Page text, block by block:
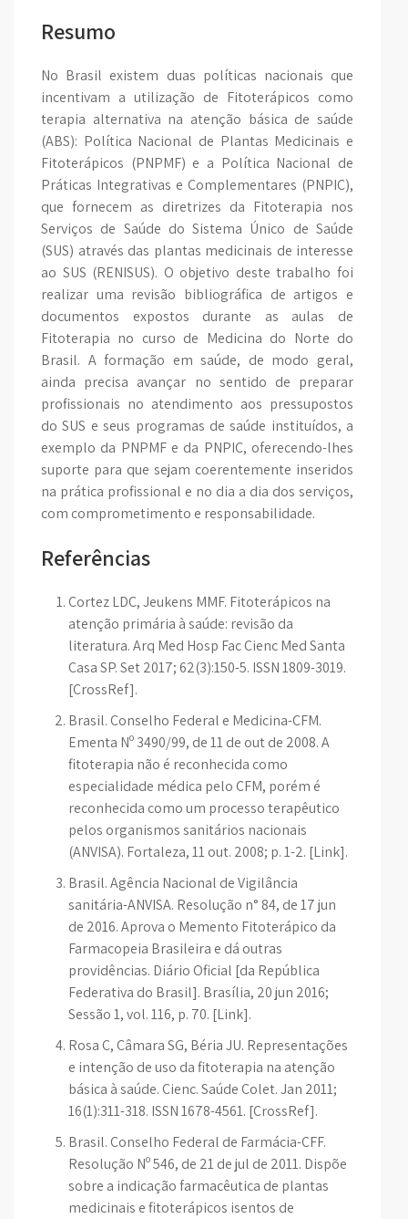
Resumo
No Brasil existem duas políticas nacionais que
incentivam a utilização de Fitoterápicos como
terapia alternativa na atenção básica de saúde
(ABS): Política Nacional de Plantas Medicinais e
Fitoterápicos (PNPMF) e a Política Nacional de
Práticas Integrativas e Complementares (PNPIC),
que fornecem as diretrizes da Fitoterapia nos
Serviços de Saúde do Sistema Único de Saúde
(SUS) através das plantas medicinais de interesse
ao SUS (RENISUS). O objetivo deste trabalho foi
realizar uma revisão bibliográfica de artigos e
documentos expostos durante as aulas de
Fitoterapia no curso de Medicina do Norte do
Brasil. A formação em saúde, de modo geral,
ainda precisa avançar no sentido de preparar
profissionais no atendimento aos pressupostos
do SUS e seus programas de saúde instituídos, a
exemplo da PNPMF e da PNPIC, oferecendo-lhes
suporte para que sejam coerentemente inseridos
na prática profissional e no dia a dia dos serviços,
com comprometimento e responsabilidade.
Referências
Cortez LDC, Jeukens MMF. Fitoterápicos na
atenção primária à saúde: revisão da
literatura. Arq Med Hosp Fac Cienc Med Santa
Casa SP. Set 2017; 62(3):150-5. ISSN 1809-3019.
[CrossRef].
Brasil. Conselho Federal e Medicina-CFM.
Ementa Nº 3490/99, de 11 de out de 2008. A
fitoterapia não é reconhecida como
especialidade médica pelo CFM, porém é
reconhecida como um processo terapêutico
pelos organismos sanitários nacionais
(ANVISA). Fortaleza, 11 out. 2008; p. 1-2. [Link].
Brasil. Agência Nacional de Vigilância
sanitária-ANVISA. Resolução n° 84, de 17 jun
de 2016. Aprova o Memento Fitoterápico da
Farmacopeia Brasileira e dá outras
providências. Diário Oficial [da República
Federativa do Brasil]. Brasília, 20 jun 2016;
Sessão 1, vol. 116, p. 70. [Link].
Rosa C, Câmara SG, Béria JU. Representações
e intenção de uso da fitoterapia na atenção
básica à saúde. Cienc. Saúde Colet. Jan 2011;
16(1):311-318. ISSN 1678-4561. [CrossRef].
Brasil. Conselho Federal de Farmácia-CFF.
Resolução Nº 546, de 21 de jul de 2011. Dispõe
sobre a indicação farmacêutica de plantas
medicinais e fitoterápicos isentos de